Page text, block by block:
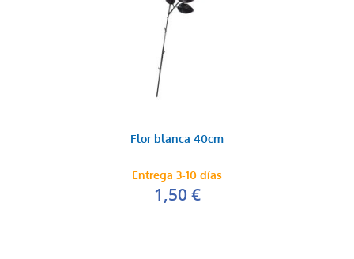
Flor blanca 40cm
Entrega 3-10 días
1,50 €